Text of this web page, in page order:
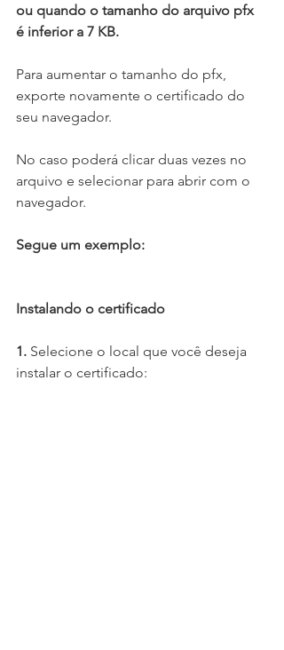
ou quando o tamanho do arquivo pfx
é inferior a 7 KB.
Para aumentar o tamanho do pfx,
exporte novamente o certificado do
seu navegador.
No caso poderá clicar duas vezes no
arquivo e selecionar para abrir com o
navegador.
Segue um exemplo:
Instalando o certificado
1. Selecione o local que você deseja
instalar o certificado: